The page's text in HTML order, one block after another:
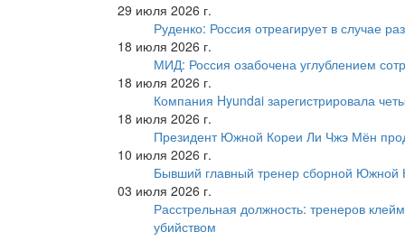
29 июля 2026 г.
Руденко: Россия отреагирует в случае
18 июля 2026 г.
МИД: Россия озабочена углублением
18 июля 2026 г.
Компания Hyundai зарегистрировала
18 июля 2026 г.
Президент Южной Кореи Ли Чжэ Мён
10 июля 2026 г.
Бывший главный тренер сборной Южной
03 июля 2026 г.
Расстрельная должность: тренеров
убийством